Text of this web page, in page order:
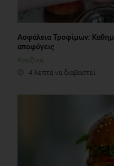
Ασφάλεια Τροφίμων:
αποφύγεις
Κουζίνα
4 λεπτά να διαβαστεί